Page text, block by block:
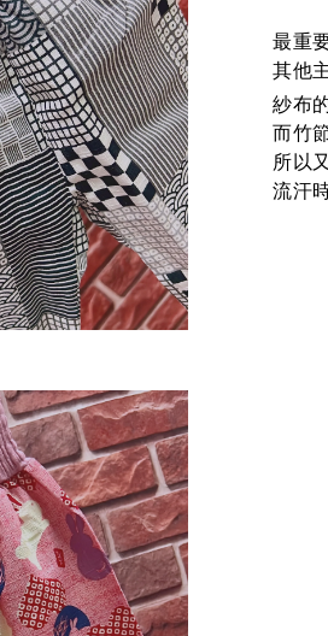
最重
其他
紗布
而竹
所以
流汗